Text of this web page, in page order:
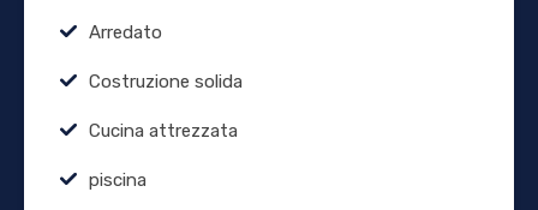
Arredato
Costruzione solida
Cucina attrezzata
piscina